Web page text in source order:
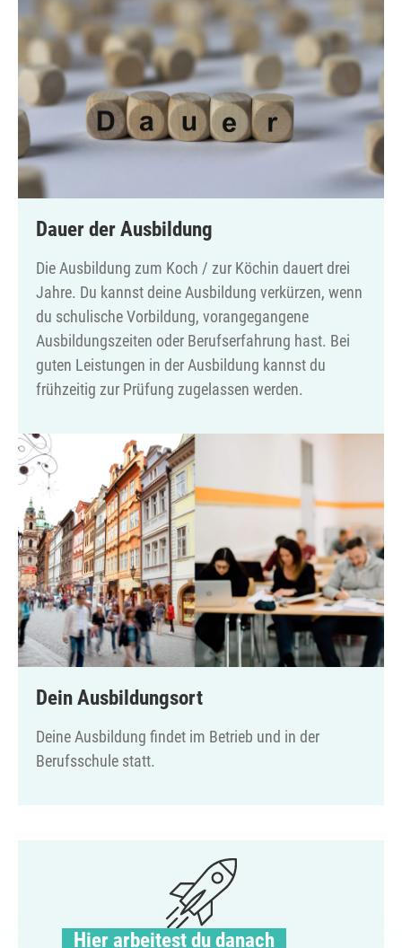
Dauer der Ausbildung
Die Ausbildung zum Koch / zur Köchin dauert drei
Jahre. Du kannst deine Ausbildung verkürzen, wenn
du schulische Vorbildung, vorangegangene
Ausbildungszeiten oder Berufserfahrung hast. Bei
guten Leistungen in der Ausbildung kannst du
frühzeitig zur Prüfung zugelassen werden.
Dein Ausbildungsort
Deine Ausbildung findet im Betrieb und in der
Berufsschule statt.
Hier arbeitest du danach